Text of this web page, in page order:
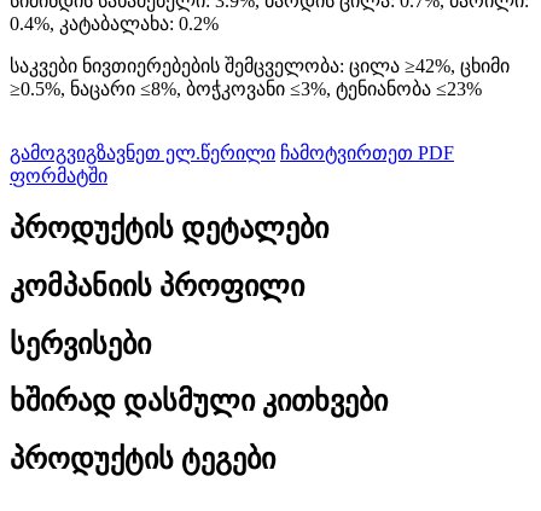
0.4%, კატაბალახა: 0.2%
საკვები ნივთიერებების შემცველობა: ცილა ≥42%, ცხიმი
≥0.5%, ნაცარი ≤8%, ბოჭკოვანი ≤3%, ტენიანობა ≤23%
გამოგვიგზავნეთ ელ.წერილი ჩამოტვირთეთ PDF
ფორმატში
პროდუქტის დეტალები
კომპანიის პროფილი
სერვისები
ხშირად დასმული კითხვები
პროდუქტის ტეგები